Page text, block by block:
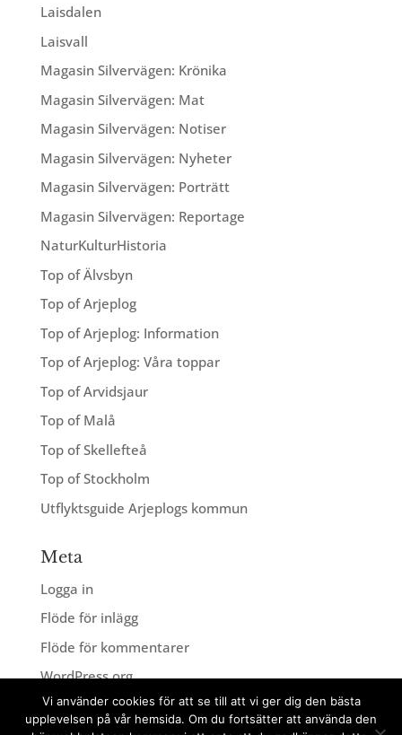
Laisdalen
Laisvall
Magasin Silvervägen: Krönika
Magasin Silvervägen: Mat
Magasin Silvervägen: Notiser
Magasin Silvervägen: Nyheter
Magasin Silvervägen: Porträtt
Magasin Silvervägen: Reportage
NaturKulturHistoria
Top of Älvsbyn
Top of Arjeplog
Top of Arjeplog: Information
Top of Arjeplog: Våra toppar
Top of Arvidsjaur
Top of Malå
Top of Skellefteå
Top of Stockholm
Utflyktsguide Arjeplogs kommun
Meta
Logga in
Flöde för inlägg
Flöde för kommentarer
WordPress.org
Vi använder cookies för att se till att vi ger dig den bästa
upplevelsen på vår hemsida. Om du fortsätter att använda den